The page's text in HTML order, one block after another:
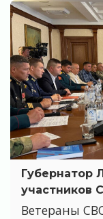
Губернатор
участников
Ветераны